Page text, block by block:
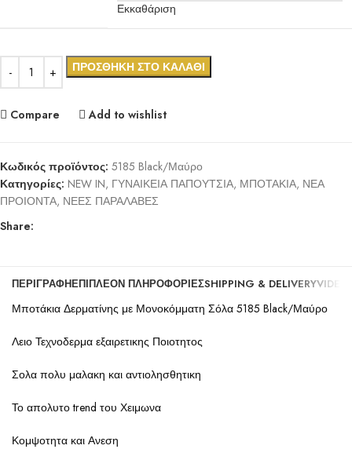
Εκκαθάριση
ΠΡΟΣΘΉΚΗ ΣΤΟ ΚΑΛΆΘΙ
Compare Add to wishlist
Κωδικός προϊόντος: 5185 Black/Μαύρο
Κατηγορίες: NEW IN, ΓΥΝΑΙΚΕΙΑ ΠΑΠΟΥΤΣΙΑ, ΜΠΟΤΑΚΙΑ, ΝΕΑ
ΠΡΟΙΟΝΤΑ, ΝΕΕΣ ΠΑΡΑΛΑΒΕΣ
Share:
ΠΕΡΙΓΡΑΦΉΕΠΙΠΛΈΟΝ ΠΛΗΡΟΦΟΡΊΕΣSHIPPING & DELIVERYVIDEO
Μποτάκια Δερματίνης με Μονοκόμματη Σόλα 5185 Black/Μαύρο
Λειο Τεχνοδερμα εξαιρετικης Ποιοτητος
Σολα πολυ μαλακη και αντιολησθητικη
Το απολυτο trend του Χειμωνα
Κομψοτητα και Ανεση